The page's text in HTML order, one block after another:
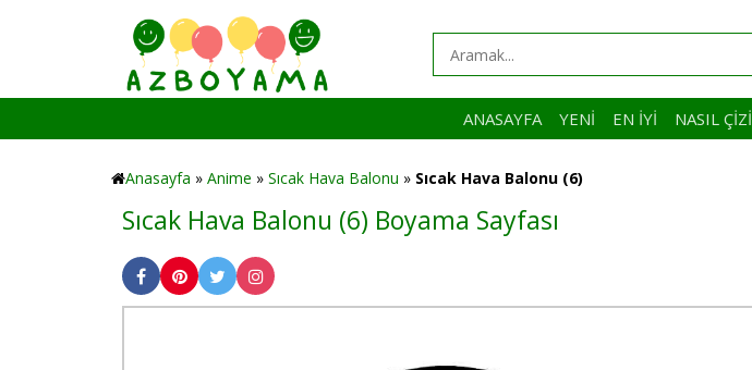
ANASAYFA YENI EN İYI NASIL
Anasayfa » Anime » Sıcak Hava Balonu » Sıcak Hava Balonu (6)
Sıcak Hava Balonu (6) Boyama Sayfası